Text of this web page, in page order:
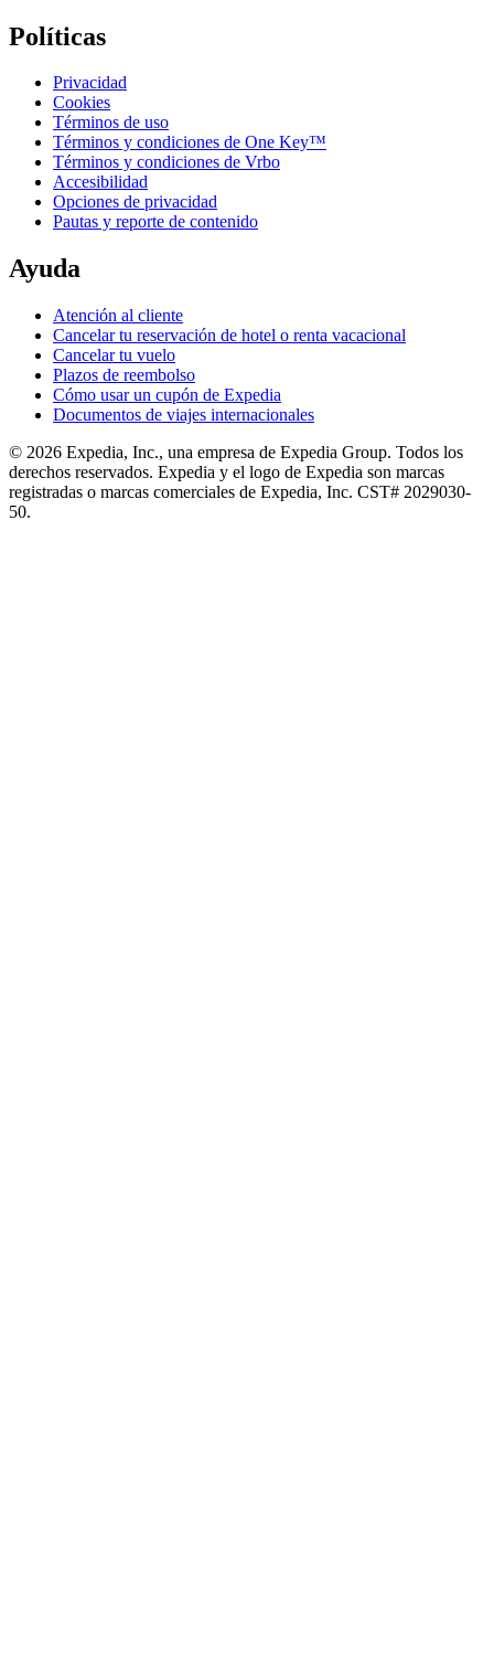
Políticas
Privacidad
Cookies
Términos de uso
Términos y condiciones de One Key™
Términos y condiciones de Vrbo
Accesibilidad
Opciones de privacidad
Pautas y reporte de contenido
Ayuda
Atención al cliente
Cancelar tu reservación de hotel o renta vacacional
Cancelar tu vuelo
Plazos de reembolso
Cómo usar un cupón de Expedia
Documentos de viajes internacionales
© 2026 Expedia, Inc., una empresa de Expedia Group. Todos los
derechos reservados. Expedia y el logo de Expedia son marcas
registradas o marcas comerciales de Expedia, Inc. CST# 2029030-
50.